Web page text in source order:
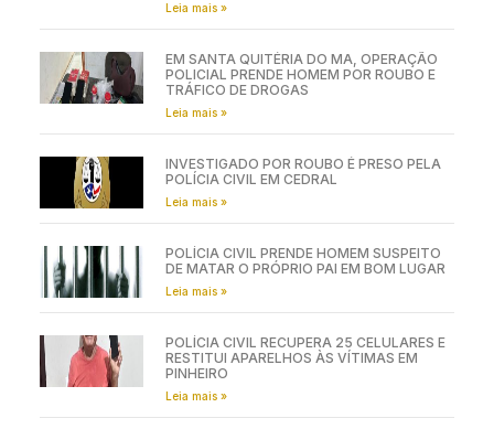
Leia mais »
EM SANTA QUITÉRIA DO MA, OPERAÇÃO
POLICIAL PRENDE HOMEM POR ROUBO E
TRÁFICO DE DROGAS
Leia mais »
INVESTIGADO POR ROUBO É PRESO PELA
POLÍCIA CIVIL EM CEDRAL
Leia mais »
POLÍCIA CIVIL PRENDE HOMEM SUSPEITO
DE MATAR O PRÓPRIO PAI EM BOM LUGAR
Leia mais »
POLÍCIA CIVIL RECUPERA 25 CELULARES E
RESTITUI APARELHOS ÀS VÍTIMAS EM
PINHEIRO
Leia mais »